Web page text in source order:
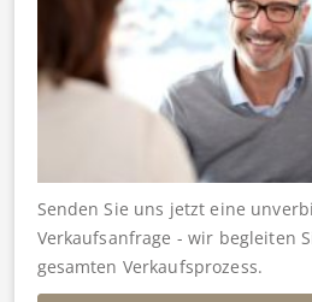
Senden Sie uns jetzt eine
Verkaufsanfrage - wir begleiten
gesamten Verkaufsprozess.